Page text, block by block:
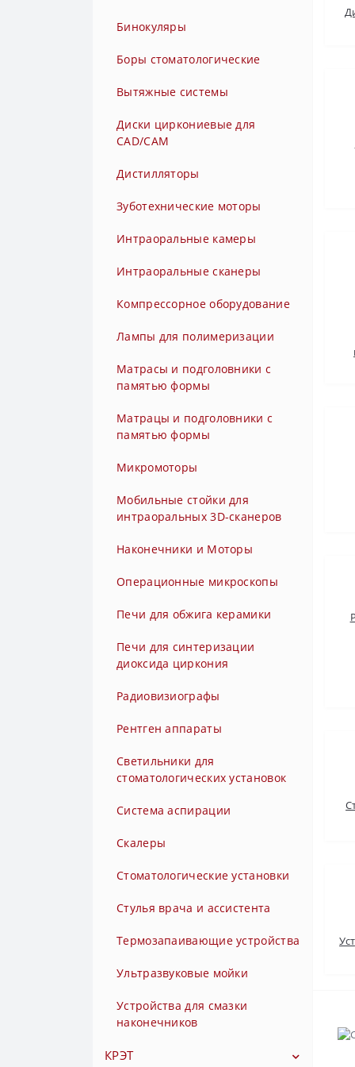
Обтурационные системы
Пескоструйные аппараты
Полимеризационные лампы
Прямые наконечники без света
(без фиброоптики)
Прямые наконечники с
функцией воздушного
света (без фиброоптики)
Турбинные наконечники с
без света (без фиброоптики)
быстросъемным переходником
с генератором света
Турбинные наконечники с
с фиброоптикой
генератором света
Турбинные наконечники с
градусов без света (без
Турбинные наконечники с
градусов с генератором света
Турбинные наконечники с
быстросъемным переходником
с фиброоптикой
Турбинные наконечники с
света (без фиброоптики)
Угловые повышающие
фиброоптикой
Угловые повышающие
наконечники 1:5 с
Стулья для стоматологических
Боры серии TURBO
Боры твердосплавные
Боры твердосплавные
Бинокуляры
Боры стоматологические
Вытяжные системы
Диски циркониевые для
CAD/CAM
Дистилляторы
Зуботехнические моторы
Интраоральные камеры
Интраоральные сканеры
Компрессорное оборудование
Лампы для полимеризации
Матрасы и подголовники с
памятью формы
Матрацы и подголовники с
памятью формы
Микромоторы
Мобильные стойки для
интраоральных 3D-сканеров
Наконечники и Моторы
Операционные микроскопы
Печи для обжига керамики
Печи для синтеризации
диоксида циркония
Радиовизиографы
Рентген аппараты
Светильники для
стоматологических установок
Система аспирации
Скалеры
Стоматологические установки
Стулья врача и ассистента
Термозапаивающие устройства
Ультразвуковые мойки
Устройства для смазки
наконечников
КРЭТ